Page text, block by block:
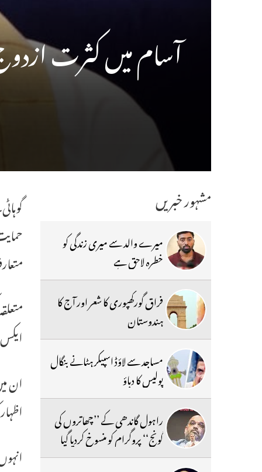
آسام میں کثرت
ایکس
مشہور خبریں
میرے والد سے میری زندگی کو
خطرہ لاحق ہے
فراق گورکھپوری کا شعر اور آج کا
ہندوستان
مساجد سے لاؤڈ اسپیکر ہٹانے بنگال
پولیس کا دباؤ
راہول گاندھی کے ’’چھاتروں کی
گونج‘‘ پروگرام کو منسوخ کردیا گیا